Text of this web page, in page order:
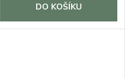
DO KOŠÍKU